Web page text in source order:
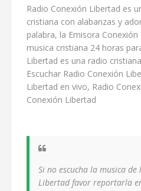
Radio Conexión Libertad es
cristiana con alabanzas y
palabra, la Emisora
musica cristiana 24 horas
Libertad es una radio
Escuchar Radio Conexión
Libertad en vivo, Radio
Conexión Libertad
Si no escucha la musica
Libertad favor reportarla